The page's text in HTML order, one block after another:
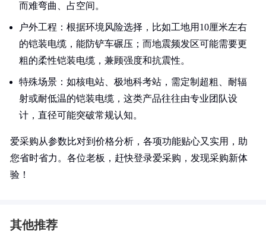
而难弯曲、占空间。
户外工程：根据环境风险选择，比如工地用10厘米左右
的铠装电缆，能防铲车碾压；而地震频发区可能需要更
粗的柔性铠装电缆，兼顾强度和抗震性。
特殊场景：如核电站、极地科考站，需定制超粗、耐辐
射或耐低温的铠装电缆，这类产品往往由专业团队设
计，直径可能突破常规认知。
爱采购从参数比对到价格分析，各项功能贴心又实用，助
您省时省力。各位老板，赶快登录爱采购，发现采购新体
验！
其他推荐